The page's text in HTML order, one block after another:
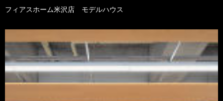
フィアスホーム米沢店 モデルハウス